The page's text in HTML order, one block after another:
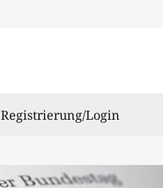
Registrierung/Login